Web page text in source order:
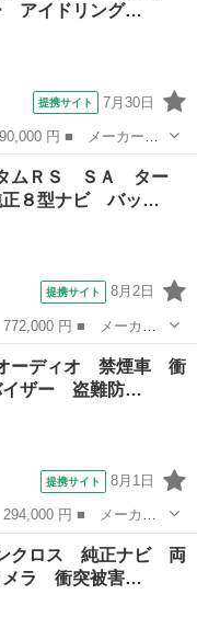
アイドリング…
提携サイト 7月30日
ード名： カスタム
ドリングストップ 電
タムＲＳ ＳＡ ター
８型ナビ バッ…
提携サイト 8月2日
ド名： カスタムＲ
ビ バックカメラ 衝
ーディオ 禁煙車 衝
イザー 盗難防…
提携サイト 8月1日
ド名： ＴＸ オーデ
盗難防止装置 エア
クロス 純正ナビ 両
メラ 衝突被害…